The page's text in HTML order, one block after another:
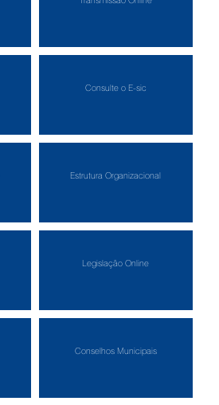
Consulte o E-sic
Estrutura Organizacional
Legislação Online
Conselhos Municipais